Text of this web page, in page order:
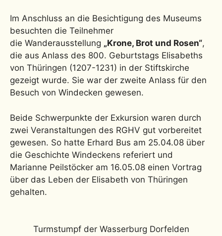
Im Anschluss an die Besichtigung des Museums
besuchten die Teilnehmer
die Wanderausstellung „Krone, Brot und Rosen“,
die aus Anlass des 800. Geburtstags Elisabeths
von Thüringen (1207-1231) in der Stiftskirche
gezeigt wurde. Sie war der zweite Anlass für den
Besuch von Windecken gewesen.
Beide Schwerpunkte der Exkursion waren durch
zwei Veranstaltungen des RGHV gut vorbereitet
gewesen. So hatte Erhard Bus am 25.04.08 über
die Geschichte Windeckens referiert und
Marianne Peilstöcker am 16.05.08 einen Vortrag
über das Leben der Elisabeth von Thüringen
gehalten.
Turmstumpf der Wasserburg Dorfelden